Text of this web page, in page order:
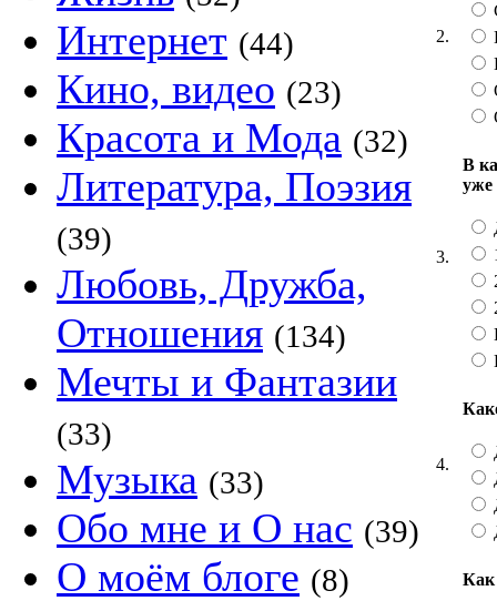
Интернет (44)
Кино, видео (23)
Красота и Мода (32)
Литература, Поэзия
(39)
Любовь, Дружба,
Отношения (134)
Мечты и Фантазии
(33)
Музыка (33)
Обо мне и О нас (39)
О моём блоге (8)
2.
3.
В
уже
4.
Как